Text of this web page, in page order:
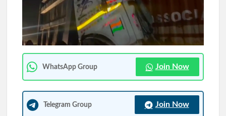
WhatsApp Group Join Now
Telegram Group Join Now